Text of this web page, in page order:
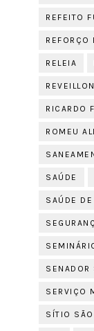
REFEITO
REFORÇO
RELEIA
REVEILLON
RICARDO
ROMEU
SAÚDE
SAÚDE
SENADOR
SERVIÇO
SÍTIO